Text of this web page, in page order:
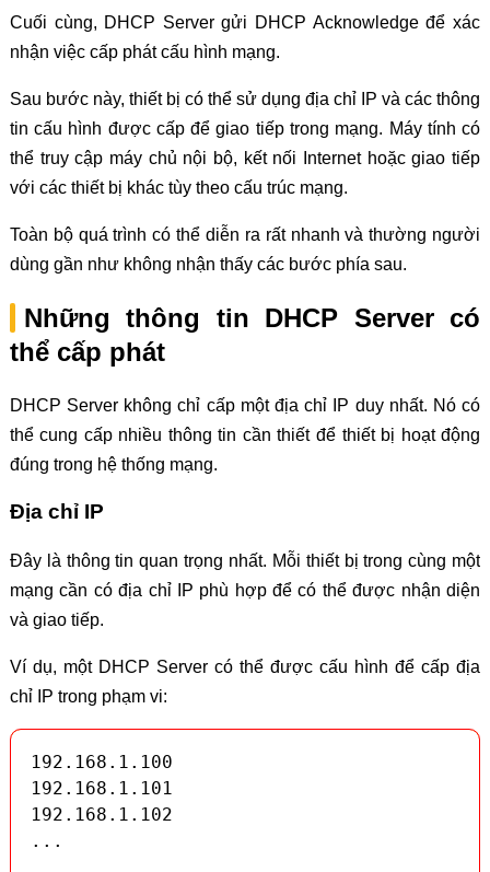
Cuối cùng, DHCP Server gửi DHCP Acknowledge để xác
nhận việc cấp phát cấu hình mạng.
Sau bước này, thiết bị có thể sử dụng địa chỉ IP và các thông
tin cấu hình được cấp để giao tiếp trong mạng. Máy tính có
thể truy cập máy chủ nội bộ, kết nối Internet hoặc giao tiếp
với các thiết bị khác tùy theo cấu trúc mạng.
Toàn bộ quá trình có thể diễn ra rất nhanh và thường người
dùng gần như không nhận thấy các bước phía sau.
Những thông tin DHCP Server có
thể cấp phát
DHCP Server không chỉ cấp một địa chỉ IP duy nhất. Nó có
thể cung cấp nhiều thông tin cần thiết để thiết bị hoạt động
đúng trong hệ thống mạng.
Địa chỉ IP
Đây là thông tin quan trọng nhất. Mỗi thiết bị trong cùng một
mạng cần có địa chỉ IP phù hợp để có thể được nhận diện
và giao tiếp.
Ví dụ, một DHCP Server có thể được cấu hình để cấp địa
chỉ IP trong phạm vi:
192.168.1.100
192.168.1.101
192.168.1.102
...